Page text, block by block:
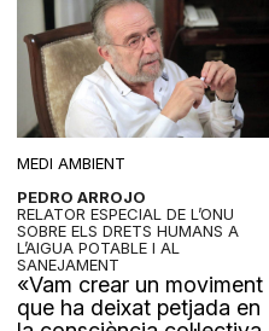
MEDI AMBIENT
PEDRO ARROJO
RELATOR ESPECIAL DE L’ONU
SOBRE ELS DRETS HUMANS A
L’AIGUA POTABLE I AL
SANEJAMENT
«Vam crear un moviment
que ha deixat petjada en